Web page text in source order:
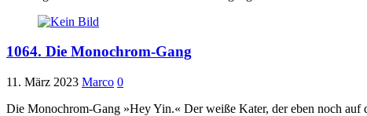
1064. Die Monochrom-Gang
11. März 2023 Marco 0
Die Monochrom-Gang »Hey Yin.« Der weiße Kater, der eben noch auf